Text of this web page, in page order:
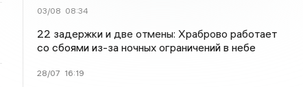
03/08 08:34
22 задержки и две отмены: Храброво работает
со сбоями из-за ночных ограничений в небе
28/07 16:19